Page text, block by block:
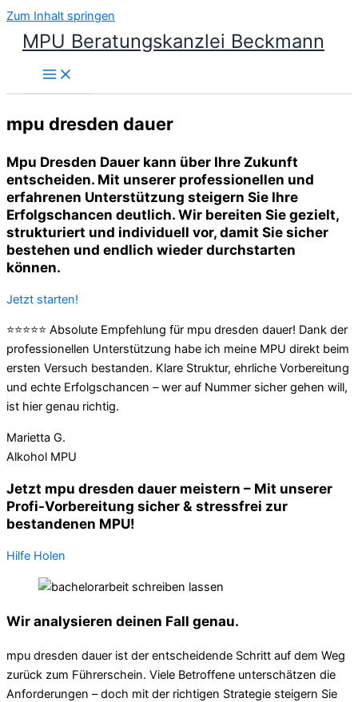
Zum Inhalt springen
MPU Beratungskanzlei Beckmann
mpu dresden dauer
Mpu Dresden Dauer kann über Ihre Zukunft
entscheiden. Mit unserer professionellen und
erfahrenen Unterstützung steigern Sie Ihre
Erfolgschancen deutlich. Wir bereiten Sie gezielt,
strukturiert und individuell vor, damit Sie sicher
bestehen und endlich wieder durchstarten
können.
Jetzt starten!
⭐⭐⭐⭐⭐ Absolute Empfehlung für mpu dresden dauer! Dank der
professionellen Unterstützung habe ich meine MPU direkt beim
ersten Versuch bestanden. Klare Struktur, ehrliche Vorbereitung
und echte Erfolgschancen – wer auf Nummer sicher gehen will,
ist hier genau richtig.
Marietta G.
Alkohol MPU
Jetzt mpu dresden dauer meistern – Mit unserer
Profi-Vorbereitung sicher & stressfrei zur
bestandenen MPU!
Hilfe Holen
Wir analysieren deinen Fall genau.
mpu dresden dauer ist der entscheidende Schritt auf dem Weg
zurück zum Führerschein. Viele Betroffene unterschätzen die
Anforderungen – doch mit der richtigen Strategie steigern Sie